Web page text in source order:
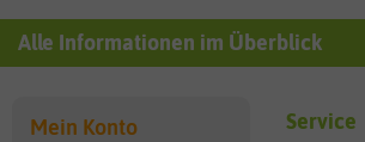
Alle Informationen im Überblick
Mein Konto Service